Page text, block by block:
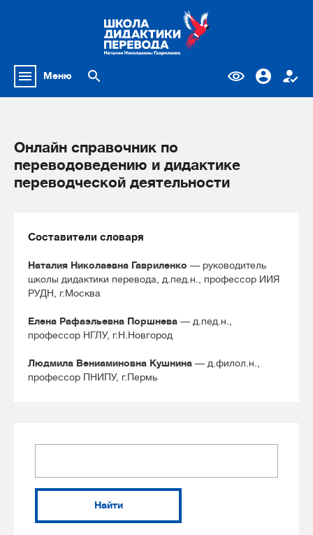
Меню
Онлайн справочник по
переводоведению и дидактике
переводческой деятельности
Составители словаря
Наталия Николаевна Гавриленко — руководитель
школы дидактики перевода, д.пед.н., профессор ИИЯ
РУДН, г.Москва
Елена Рафаэльевна Поршнева — д.пед.н.,
профессор НГЛУ, г.Н.Новгород
Людмила Вениаминовна Кушнина — д.филол.н.,
профессор ПНИПУ, г.Пермь
Найти